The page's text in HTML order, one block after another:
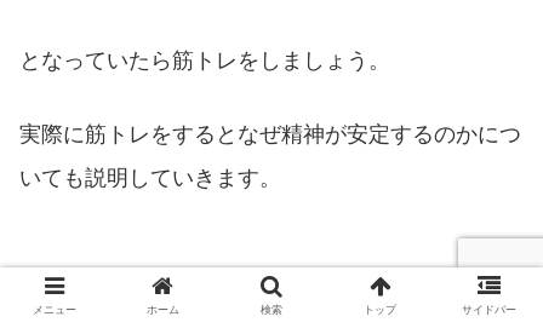
となっていたら筋トレをしましょう。
実際に筋トレをするとなぜ精神が安定するのかにつ
いても説明していきます。
メニュー ホーム 検索 トップ サイドバー